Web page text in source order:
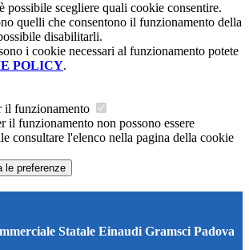
possibile scegliere quali cookie consentire.
quelli che consentono il funzionamento della
disabilitarli.
i cookie necessari al funzionamento potete
POLICY.
il funzionamento
il funzionamento non possono essere
consultare l'elenco nella pagina della cookie
le preferenze
Statale Einaudi Gramsci Padova